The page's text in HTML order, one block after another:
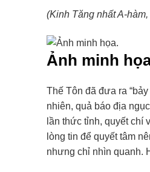
(Kinh Tăng nhất A-
Ảnh minh
Thế Tôn đã đưa ra
nhiên, quả báo địa
lần thức tỉnh, quyết chí
lòng tin để quyết tâm
nhưng chỉ nhìn quanh.